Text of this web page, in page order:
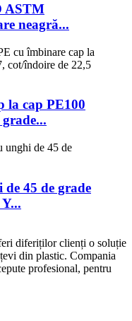
ASTM
neagră...
la cap PE100
45 de grade
diferiților clienți o soluție
din plastic. Compania
profesional, pentru